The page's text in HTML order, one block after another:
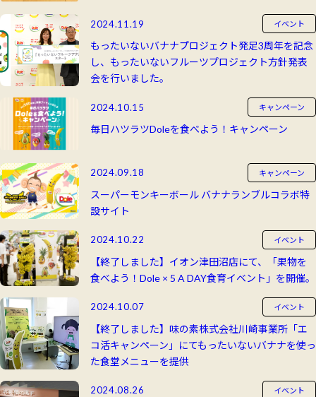
2024.11.19 イベント
もったいないバナナプロジェクト発足3周年を記念
し、もったいないフルーツプロジェクト方針発表
会を行いました。
2024.10.15 キャンペーン
毎日ハツラツDoleを食べよう！キャンペーン
2024.09.18 キャンペーン
スーパーモンキーボール バナナランブルコラボ特
設サイト
2024.10.22 イベント
【終了しました】イオン津田沼店にて、「果物を
食べよう！Dole × 5 A DAY食育イベント」を開催。
2024.10.07 イベント
【終了しました】味の素株式会社川崎事業所「エ
コ活キャンペーン」にてもったいないバナナを使っ
た食堂メニューを提供
2024.08.26 イベント